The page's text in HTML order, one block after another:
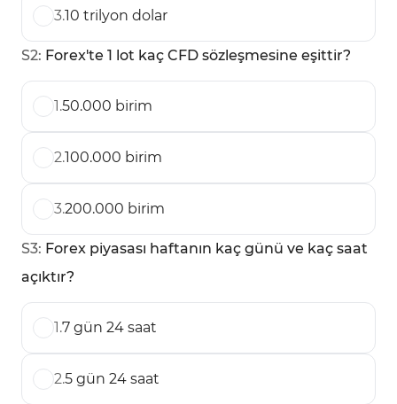
3.10 trilyon dolar
S2: Forex'te 1 lot kaç CFD sözleşmesine eşittir?
1.50.000 birim
2.100.000 birim
3.200.000 birim
S3: Forex piyasası haftanın kaç günü ve kaç saat
açıktır?
1.7 gün 24 saat
2.5 gün 24 saat